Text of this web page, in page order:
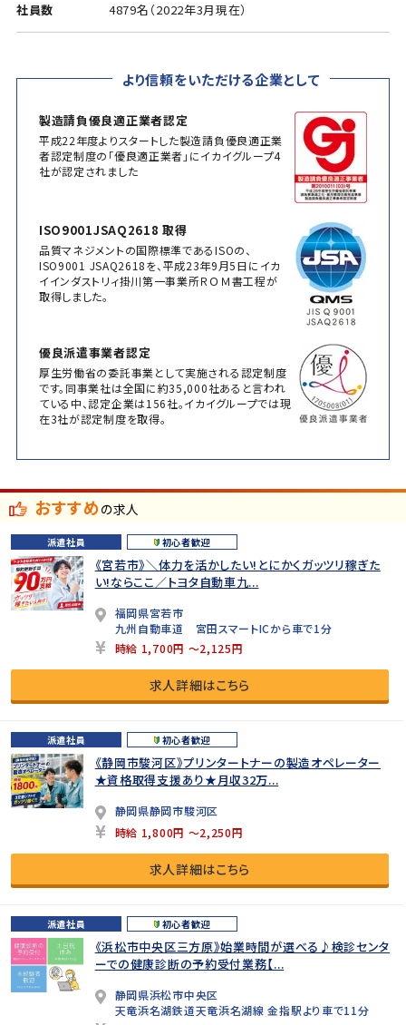
社員数 4879名（2022年3月現在）
より信頼をいただける企業として
製造請負優良適正業者認定
平成22年度よりスタートした製造請負優良適正業
者認定制度の「優良適正業者」にイカイグループ4
社が認定されました
ISO9001JSAQ2618 取得
品質マネジメントの国際標準であるISOの、
ISO9001 JSAQ2618を、平成23年9月5日にイカ
イインダストリィ掛川第一事業所ＲＯＭ書工程が
取得しました。
優良派遣事業者認定
厚生労働省の委託事業として実施される認定制度
です。同事業社は全国に約35,000社あると言われ
ている中、認定企業は156社。イカイグループでは現
在3社が認定制度を取得。
おすすめの求人
派遣社員 初心者歓迎
《宮若市》＼体力を活かしたい!とにかくガッツリ稼ぎた
い!ならここ／トヨタ自動車九...
福岡県宮若市
九州自動車道 宮田スマートICから車で1分
時給 1,700円 ～2,125円
求人詳細はこちら
派遣社員 初心者歓迎
《静岡市駿河区》プリンタートナーの製造オペレーター
★資格取得支援あり★月収32万...
静岡県静岡市駿河区
時給 1,800円 ～2,250円
求人詳細はこちら
派遣社員 初心者歓迎
《浜松市中央区三方原》始業時間が選べる♪検診センタ
ーでの健康診断の予約受付業務【...
静岡県浜松市中央区
天竜浜名湖鉄道天竜浜名湖線 金指駅より車で11分